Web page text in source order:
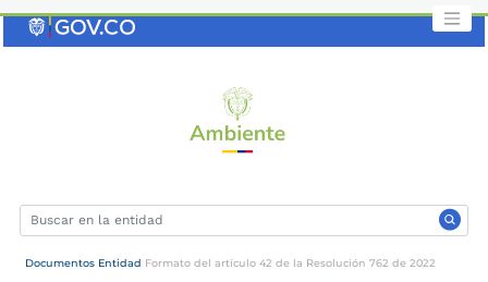
Documentos Entidad Formato del artículo 42 de la Resolución 762 de 2022